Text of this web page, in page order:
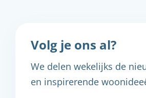
Volg je ons al?
We delen wekelijks de
en inspirerende